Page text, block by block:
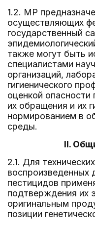
1.2. МР
осуществляющих
государственный
также могут быть
специалистами
организаций,
гигиенического
оценкой опасности
их обращения и их
нормированием в
среды.
II.
2.1. Для
воспроизведенных
пестицидов
подтверждения их
оригинальным
позиции